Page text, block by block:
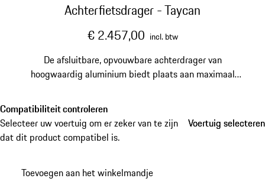
Achterfietsdrager - Taycan
€ 2.457,00 incl. btw
De afsluitbare, opvouwbare achterdrager van
hoogwaardig aluminium biedt plaats aan maximaal
Compatibiliteit controleren
Selecteer uw voertuig om er zeker van te zijn
dat dit product compatibel is.
Voertuig selecteren
Voertuig selecteren
Toevoegen aan het winkelmandje